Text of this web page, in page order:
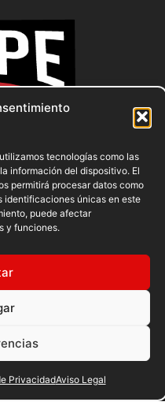
tecnologías como las
información del dispositivo. El
permitirá procesar datos como
identificaciones únicas en este
puede afectar
y funciones.
PrivacidadAviso Legal
BOXEO. C/ FERRAZ, 16 1º